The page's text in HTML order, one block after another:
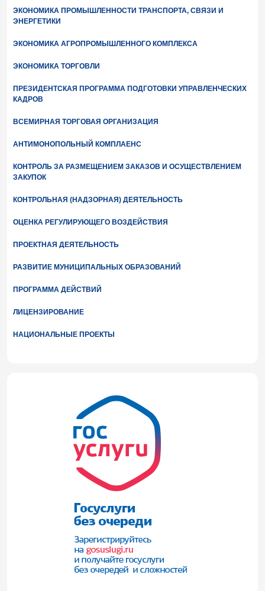
ЭКОНОМИКА ПРОМЫШЛЕННОСТИ ТРАНСПОРТА, СВЯЗИ И
ЭНЕРГЕТИКИ
ЭКОНОМИКА АГРОПРОМЫШЛЕННОГО КОМПЛЕКСА
ЭКОНОМИКА ТОРГОВЛИ
ПРЕЗИДЕНТСКАЯ ПРОГРАММА ПОДГОТОВКИ УПРАВЛЕНЧЕСКИХ
КАДРОВ
ВСЕМИРНАЯ ТОРГОВАЯ ОРГАНИЗАЦИЯ
АНТИМОНОПОЛЬНЫЙ КОМПЛАЕНС
КОНТРОЛЬ ЗА РАЗМЕЩЕНИЕМ ЗАКАЗОВ И ОСУЩЕСТВЛЕНИЕМ
ЗАКУПОК
КОНТРОЛЬНАЯ (НАДЗОРНАЯ) ДЕЯТЕЛЬНОСТЬ
ОЦЕНКА РЕГУЛИРУЮЩЕГО ВОЗДЕЙСТВИЯ
ПРОЕКТНАЯ ДЕЯТЕЛЬНОСТЬ
РАЗВИТИЕ МУНИЦИПАЛЬНЫХ ОБРАЗОВАНИЙ
ПРОГРАММА ДЕЙСТВИЙ
ЛИЦЕНЗИРОВАНИЕ
НАЦИОНАЛЬНЫЕ ПРОЕКТЫ